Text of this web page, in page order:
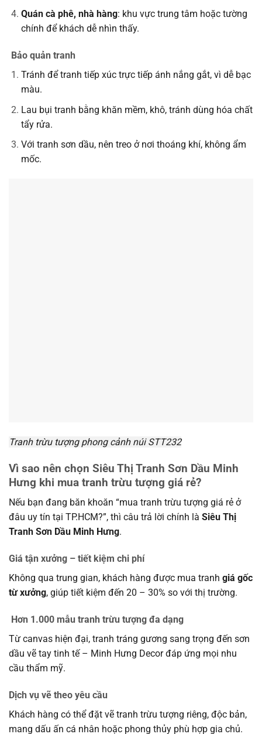
Quán cà phê, nhà hàng: khu vực trung tâm hoặc tường
chính để khách dễ nhìn thấy.
Bảo quản tranh
Tránh để tranh tiếp xúc trực tiếp ánh nắng gắt, vì dễ bạc
màu.
Lau bụi tranh bằng khăn mềm, khô, tránh dùng hóa chất
tẩy rửa.
Với tranh sơn dầu, nên treo ở nơi thoáng khí, không ẩm
mốc.
Tranh trừu tượng phong cảnh núi STT232
Vì sao nên chọn Siêu Thị Tranh Sơn Dầu Minh
Hưng khi mua tranh trừu tượng giá rẻ?
Nếu bạn đang băn khoăn “mua tranh trừu tượng giá rẻ ở
đâu uy tín tại TP.HCM?”, thì câu trả lời chính là Siêu Thị
Tranh Sơn Dầu Minh Hưng.
Giá tận xưởng – tiết kiệm chi phí
Không qua trung gian, khách hàng được mua tranh giá gốc
từ xưởng, giúp tiết kiệm đến 20 – 30% so với thị trường.
Hơn 1.000 mẫu tranh trừu tượng đa dạng
Từ canvas hiện đại, tranh tráng gương sang trọng đến sơn
dầu vẽ tay tinh tế – Minh Hưng Decor đáp ứng mọi nhu
cầu thẩm mỹ.
Dịch vụ vẽ theo yêu cầu
Khách hàng có thể đặt vẽ tranh trừu tượng riêng, độc bản,
mang dấu ấn cá nhân hoặc phong thủy phù hợp gia chủ.